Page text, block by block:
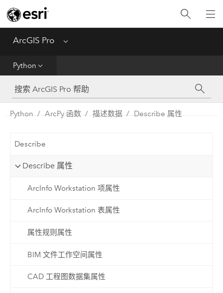
ArcGIS Pro Menu
Python
工具参考
Python
Python ArcPy 函数 描述数据 Describe 属性
Describe
Describe 属性
ArcInfo Workstation 项属性
ArcInfo Workstation 表属性
属性规则属性
BIM 文件工作空间属性
CAD 工程图数据集属性